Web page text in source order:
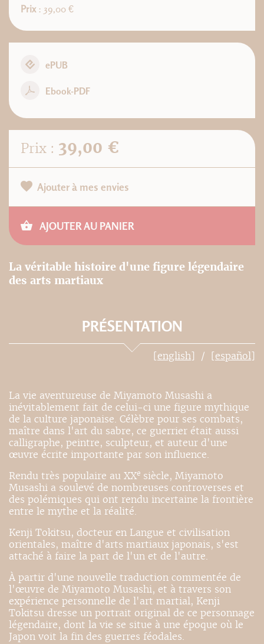
Prix: 39,00 €
ePUB
Ebook-PDF
Prix : 39,00 €
Ajouter à mes envies
AJOUTER AU PANIER
La véritable histoire d'une figure légendaire
des arts martiaux
PRÉSENTATION
[english] [español]
La vie aventureuse de Miyamoto Musashi a
inévitablement fait de celui-ci une figure mythique
de la culture japonaise. Célèbre pour ses combats,
maître dans l'art du sabre, ce guerrier était aussi
calligraphe, peintre, sculpteur, et auteur d'une
œuvre écrite importante par son influence.
Rendu très populaire au XXe siècle, Miyamoto
Musashi a soulevé de nombreuses controverses et
des polémiques qui ont rendu incertaine la frontière
entre le mythe et la réalité.
Kenji Tokitsu, docteur en Langue et civilisation
orientales, maître d'arts martiaux japonais, s'est
attaché à faire la part de l'un et de l'autre.
À partir d'une nouvelle traduction commentée de
l'œuvre de Miyamoto Musashi, et à travers son
expérience personnelle de l'art martial, Kenji
Tokitsu dresse un portrait original de ce personnage
légendaire, dont la vie se situe à une époque où le
Japon voit la fin des guerres féodales.